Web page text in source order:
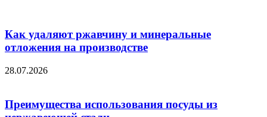
Как удаляют ржавчину и минеральные
отложения на производстве
28.07.2026
Преимущества использования посуды из